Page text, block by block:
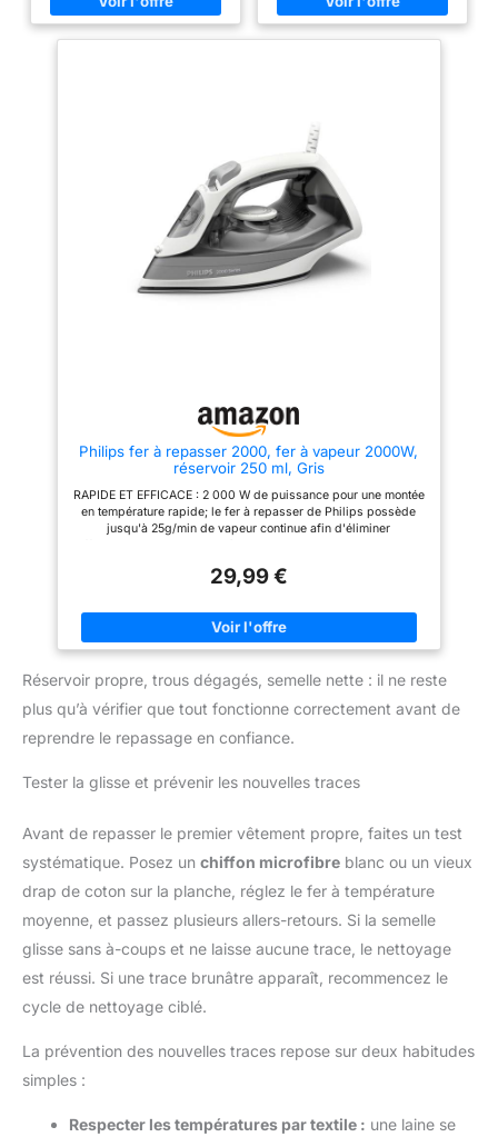
30g/min et son effet pressing
fluide et sans accroc; résistante
aux rayures et facile à nettoyer
pour des performances
durables. SYSTÈME ANTI-
GOUTTE POUR UN REPASSAGE
PROPRE - Empêche les gouttes
d’eau de tacher vos vêtements;
repassez en toute confiance,
supplémentaire pour éliminer
impeccables sur tous les tissus
Température réglable et grand
réservoir : Réglage de
température en continu avec
réservoir d’eau de 210 ml,
permettant de repasser une
charge complète sans
remplissage fréquent, avec
fonction vapeur verticale pour
les vêtements délicats
Philips fer à repasser 2000, fer à vapeur 2000W,
réservoir 250 ml, Gris
RAPIDE ET EFFICACE : 2 000 W de puissance pour une montée
en température rapide; le fer à repasser de Philips possède
jusqu'à 25g/min de vapeur continue afin d'éliminer
plis sur différents tissus, des soies délicates aux matières
vapeur est équipé d'une semelle en céramique pour une glisse
fluide et sans accroc; résistante aux rayures et facile à nettoyer
pour des performances durables. DESIGN LÉGER : Repassez
d'un kilo pour repasser votre linge facilement et
réservoir d'eau garantit des séances de repassage plus
longues et moins de recharges, ce qui vous permet de
repasser plus de vêtements en une seule fois.
29,99 €
Réservoir propre, trous dégagés, semelle nette : il ne reste
plus qu’à vérifier que tout fonctionne correctement avant de
reprendre le repassage en confiance.
Tester la glisse et prévenir les nouvelles traces
Avant de repasser le premier vêtement propre, faites un test
systématique. Posez un chiffon microfibre blanc ou un vieux
drap de coton sur la planche, réglez le fer à température
moyenne, et passez plusieurs allers-retours. Si la semelle
glisse sans à-coups et ne laisse aucune trace, le nettoyage
est réussi. Si une trace brunâtre apparaît, recommencez le
cycle de nettoyage ciblé.
La prévention des nouvelles traces repose sur deux habitudes
simples :
Respecter les températures par textile : une laine se